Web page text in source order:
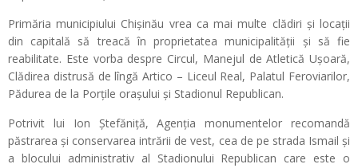
Primăria municipiului Chișinău vrea ca mai multe clădiri și locații
din capitală să treacă în proprietatea municipalității și să fie
reabilitate. Este vorba despre Circul, Manejul de Atletică Ușoară,
Clădirea distrusă de lîngă Artico – Liceul Real, Palatul Feroviarilor,
Pădurea de la Porțile orașului și Stadionul Republican.
Potrivit lui Ion Ștefăniță, Agenția monumentelor recomandă
păstrarea și conservarea intrării de vest, cea de pe strada Ismail și
a blocului administrativ al Stadionului Republican care este o